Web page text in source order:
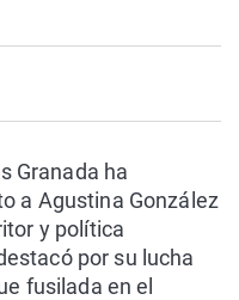
Granada ha
a Agustina González
y política
por su lucha
fusilada en el